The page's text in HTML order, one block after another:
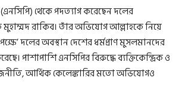
(এনসিপি) থেকে পদত্যাগ করেছেন দলের
মুহাম্মদ রাকিব। তাঁর অভিযোগ আল্লাহকে নিয়ে
দলের অবস্থান দেশের ধর্মপ্রাণ মুসলমানদের
পাশাপাশি এনসিপির বিরুদ্ধে ব্যক্তিকেন্দ্রিক ও
আর্থিক কেলেঙ্কারির মতো অভিযোগও